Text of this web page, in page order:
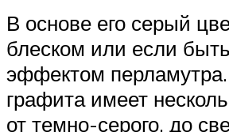
В основе его серый
блеском или если
эффектом
графита имеет
от темно-серого, до